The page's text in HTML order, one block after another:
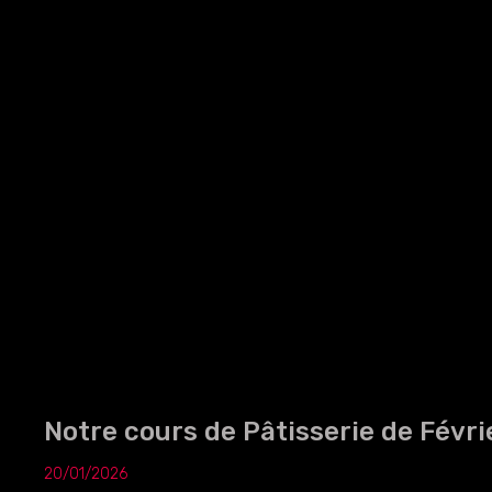
Notre cours de Pâtisserie de
20/01/2026